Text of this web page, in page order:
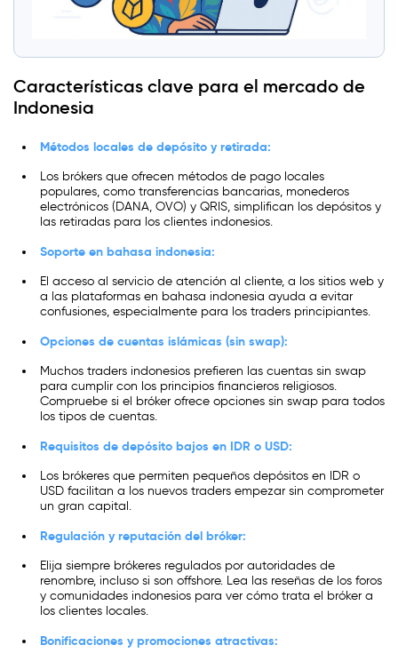
Características clave para el mercado de
Indonesia
Métodos locales de depósito y retirada:
Los brókers que ofrecen métodos de pago locales
populares, como transferencias bancarias, monederos
electrónicos (DANA, OVO) y QRIS, simplifican los depósitos y
las retiradas para los clientes indonesios.
Soporte en bahasa indonesia:
El acceso al servicio de atención al cliente, a los sitios web y
a las plataformas en bahasa indonesia ayuda a evitar
confusiones, especialmente para los traders principiantes.
Opciones de cuentas islámicas (sin swap):
Muchos traders indonesios prefieren las cuentas sin swap
para cumplir con los principios financieros religiosos.
Compruebe si el bróker ofrece opciones sin swap para todos
los tipos de cuentas.
Requisitos de depósito bajos en IDR o USD:
Los brókeres que permiten pequeños depósitos en IDR o
USD facilitan a los nuevos traders empezar sin comprometer
un gran capital.
Regulación y reputación del bróker:
Elija siempre brókeres regulados por autoridades de
renombre, incluso si son offshore. Lea las reseñas de los foros
y comunidades indonesios para ver cómo trata el bróker a
los clientes locales.
Bonificaciones y promociones atractivas: